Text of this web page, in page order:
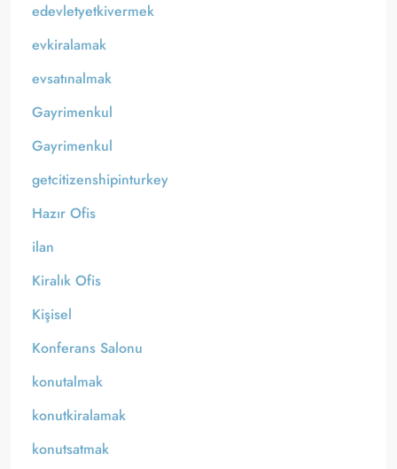
edevletyetkivermek
evkiralamak
evsatınalmak
Gayrimenkul
Gayrimenkul
getcitizenshipinturkey
Hazır Ofis
ilan
Kiralık Ofis
Kişisel
Konferans Salonu
konutalmak
konutkiralamak
konutsatmak